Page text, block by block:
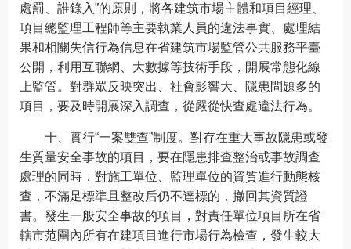
處罰、誰錄入”的原則，將各建筑市場主體和項目經理、
項目總監理工程師等主要執業人員的違法事實、處理結
果和相關失信行為信息在省建筑市場監管公共服務平臺
公開，利用互聯網、大數據等技術手段，開展常態化線
上監管。對群眾反映突出、社會影響大、隱患問題多的
項目，要及時開展深入調查，從嚴從快查處違法行為。
十、實行“一案雙查”制度。對存在重大事故隱患或發
生質量安全事故的項目，要在隱患排查整治或事故調查
處理的同時，對施工單位、監理單位的資質進行動態核
查，不滿足標準且整改后仍不達標的，撤回其資質證
書。發生一般安全事故的項目，對責任單位項目所在省
轄市范圍內所有在建項目進行市場行為檢查，發生較大